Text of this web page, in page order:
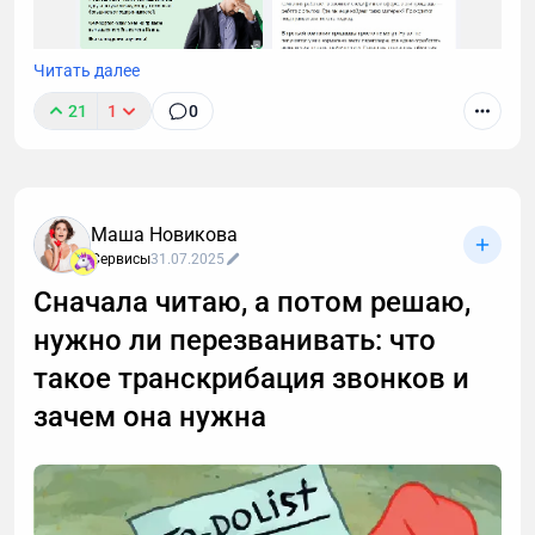
Читать далее
21 1 0
Маша Новикова
Сервисы31.07.2025
Сначала читаю, а потом решаю,
нужно ли перезванивать: что
такое транскрибация звонков и
зачем она нужна